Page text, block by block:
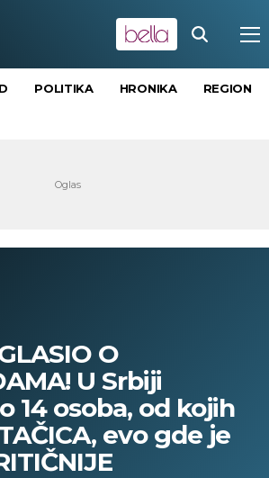
POLITIKA HRONIKA REGION
O
U Srbiji
14 osoba, od kojih
evo gde je